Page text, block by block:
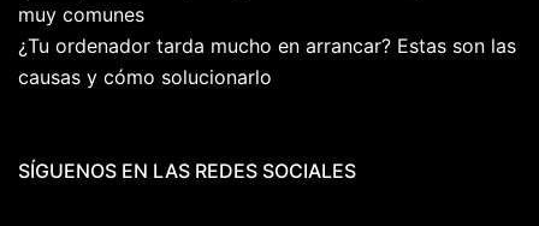
muy comunes
¿Tu ordenador tarda mucho en arrancar? Estas son las
causas y cómo solucionarlo
SÍGUENOS EN LAS REDES SOCIALES